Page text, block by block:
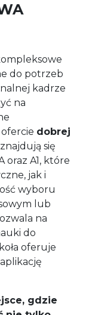
do potrzeb
kadrze
na
dobrej
znajdują się
oraz A1, które
jak i
wyboru
lub
na
do
oferuje
gdzie